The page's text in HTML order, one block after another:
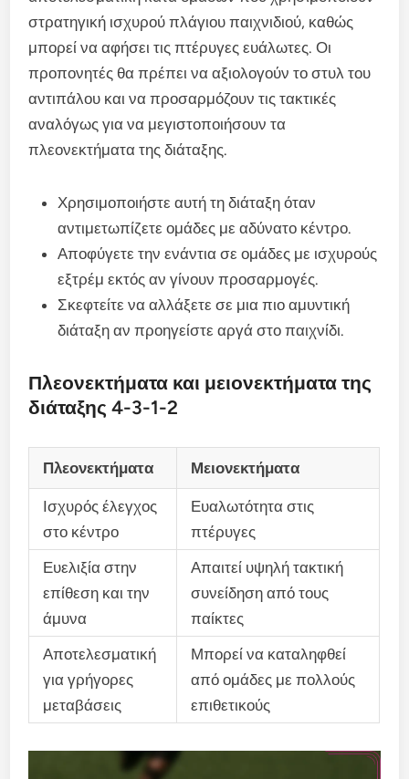
στρατηγική ισχυρού πλάγιου παιχνιδιού, καθώς
μπορεί να αφήσει τις πτέρυγες ευάλωτες. Οι
προπονητές θα πρέπει να αξιολογούν το στυλ του
αντιπάλου και να προσαρμόζουν τις τακτικές
αναλόγως για να μεγιστοποιήσουν τα
πλεονεκτήματα της διάταξης.
Χρησιμοποιήστε αυτή τη διάταξη όταν
αντιμετωπίζετε ομάδες με αδύνατο κέντρο.
Αποφύγετε την ενάντια σε ομάδες με ισχυρούς
εξτρέμ εκτός αν γίνουν προσαρμογές.
Σκεφτείτε να αλλάξετε σε μια πιο αμυντική
διάταξη αν προηγείστε αργά στο παιχνίδι.
Πλεονεκτήματα και μειονεκτήματα της
διάταξης 4-3-1-2
Πλεονεκτήματα Μειονεκτήματα
Ισχυρός έλεγχος
στο κέντρο
Ευαλωτότητα στις
πτέρυγες
Ευελιξία στην
επίθεση και την
άμυνα
Απαιτεί υψηλή τακτική
συνείδηση από τους
παίκτες
Αποτελεσματική
για γρήγορες
μεταβάσεις
Μπορεί να καταληφθεί
από ομάδες με πολλούς
επιθετικούς